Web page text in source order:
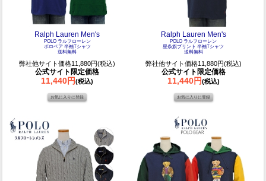
Ralph Lauren Men's
POLO ラルフローレン
ポロベア 半袖Tシャツ
送料無料
弊社他サイト価格11,880円(税込)
公式サイト限定価格
11,440円(税込)
Ralph Lauren Men's
POLO ラルフローレン
星条旗プリント 半袖Tシャツ
送料無料
弊社他サイト価格11,880円(税込)
公式サイト限定価格
11,440円(税込)